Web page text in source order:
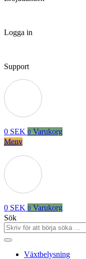
Logga in
Support
0 SEK 0 Varukorg
Meny
0 SEK 0 Varukorg
Sök
Växtbelysning